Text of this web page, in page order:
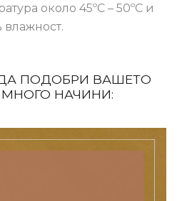
около 45ºC – 50ºC и
влажност.
ПОДОБРИ ВАШЕТО
НАЧИНИ: